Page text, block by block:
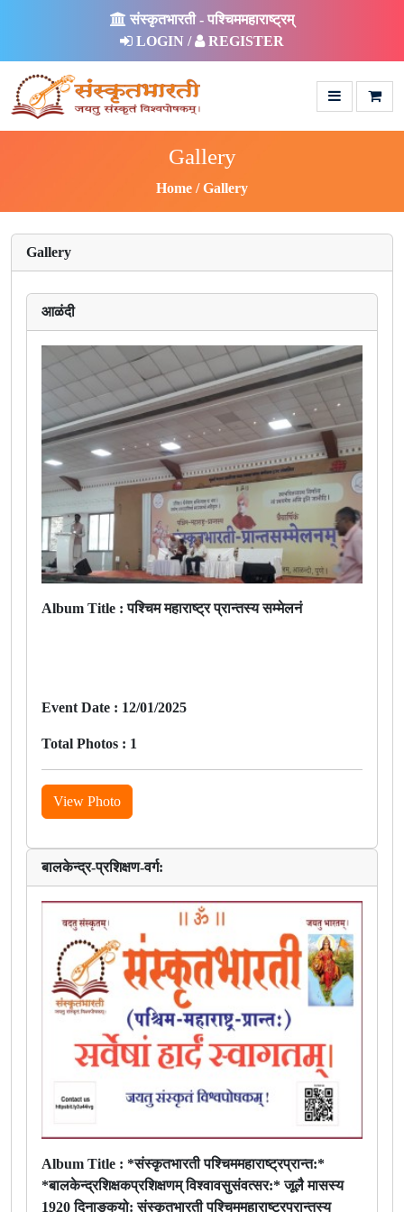
संस्कृतभारती - पश्चिममहाराष्ट्रम्
LOGIN /
REGISTER
Gallery
Home Gallery
Gallery
आळंदी
Album Title :पश्चिम महाराष्ट्र प्रान्तस्य सम्मेलनं
Event Date : 12/01/2025
Total Photos : 1
View Photo
बालकेन्द्र-प्रशिक्षण-वर्ग:
Album Title : *संस्कृतभारती पश्चिममहाराष्ट्रप्रान्त:*
*बालकेन्द्रशिक्षकप्रशिक्षणम् विश्वावसुसंवत्सर:* जूलै मासस्य
1920 दिनाङ्कयो: संस्कृतभारती पश्चिममहाराष्ट्रप्रान्तस्य